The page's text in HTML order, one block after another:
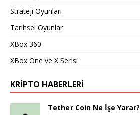
Strateji Oyunları
Tarihsel Oyunlar
XBox 360
XBox One ve X Serisi
KRIPTO HABERLERI
Tether Coin Ne İşe Yarar?